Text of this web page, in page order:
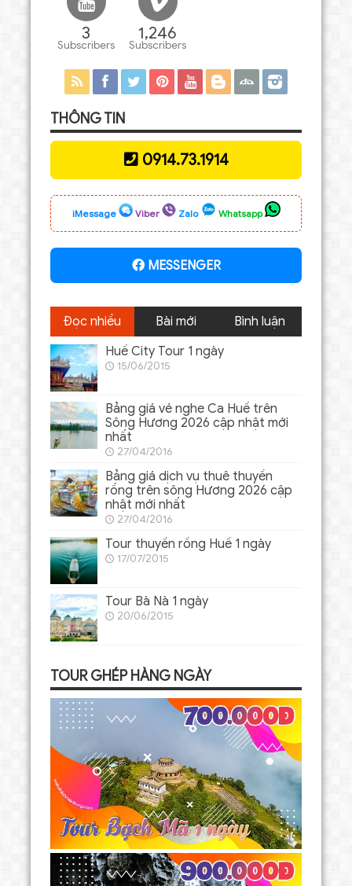
3
Subscribers
1,246
Subscribers
THÔNG TIN
0914.73.1914
iMessage Viber Zalo Whatsapp
MESSENGER
Đọc nhiều Bài mới
Bình luận
Huế City Tour 1 ngày
15/06/2015
Bảng giá vé nghe Ca Huế trên
Sông Hương 2026 cập nhật mới
nhất
27/04/2016
Bảng giá dịch vụ thuê thuyền
rồng trên sông Hương 2026 cập
nhật mới nhất
27/04/2016
Tour thuyền rồng Huế 1 ngày
17/07/2015
Tour Bà Nà 1 ngày
20/06/2015
TOUR GHÉP HÀNG NGÀY